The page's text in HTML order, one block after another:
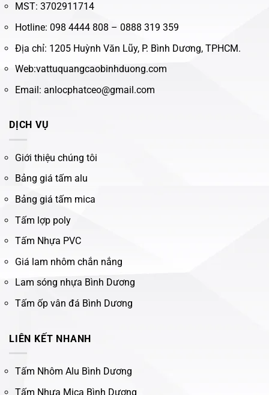
MST: 3702911714
Hotline: 098 4444 808 – 0888 319 359
Địa chỉ: 1205 Huỳnh Văn Lũy, P. Bình Dương, TPHCM.
Web:vattuquangcaobinhduong.com
Email: anlocphatceo@gmail.com
DỊCH VỤ
Giới thiệu chúng tôi
Bảng giá tấm alu
Bảng giá tấm mica
Tấm lợp poly
Tấm Nhựa PVC
Giá lam nhôm chắn nắng
Lam sóng nhựa Bình Dương
Tấm ốp vân đá Bình Dương
LIÊN KẾT NHANH
Tấm Nhôm Alu Bình Dương
Tấm Nhựa Mica Bình Dương